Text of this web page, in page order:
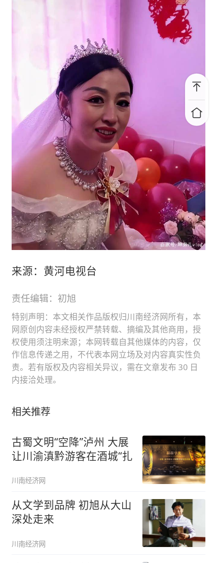
来源：黄河电视台
责任编辑：初旭
特别声明：本文相关作品版权归川南经济网所有，本
网原创内容未经授权严禁转载、摘编及其他商用，授
权使用须注明来源；本网转载自其他媒体的内容，仅
作信息传递之用，不代表本网立场及对内容真实性负
责。若有版权及内容相关异议，需在文章发布 30 日
内接洽处理。
相关推荐
古蜀文明“空降”泸州 大展
让川渝滇黔游客在酒城“扎
川南经济网
从文学到品牌 初旭从大山
深处走来
川南经济网